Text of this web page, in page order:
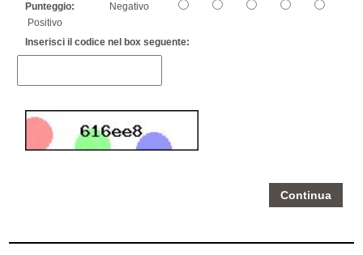
Punteggio:
Negativo
Positivo
Inserisci il codice nel box seguente:
Continua